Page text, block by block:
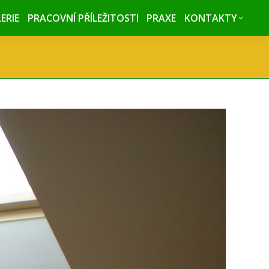
PRACOVNÍ PŘÍLEŽITOSTI PRAXE KONTAKTY
PRACOVNÍ PŘÍLEŽITOSTI PRAXE KONTAKTY